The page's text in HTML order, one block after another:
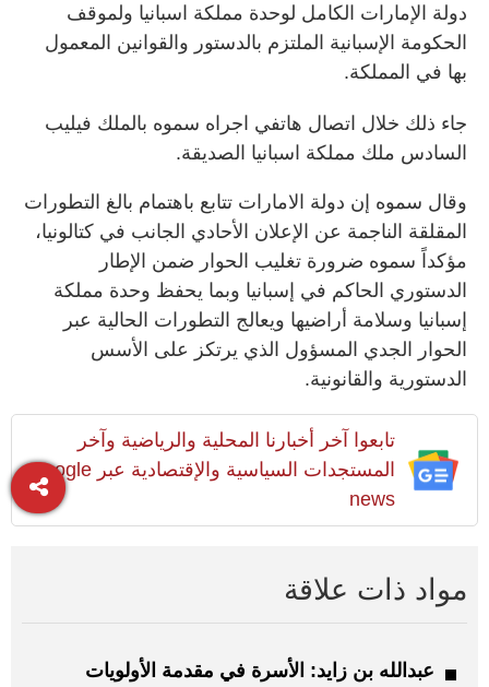
دولة الإمارات الكامل لوحدة مملكة اسبانيا ولموقف
الحكومة الإسبانية الملتزم بالدستور والقوانين المعمول
بها في المملكة.
جاء ذلك خلال اتصال هاتفي اجراه سموه بالملك فيليب
السادس ملك مملكة اسبانيا الصديقة.
وقال سموه إن دولة الامارات تتابع باهتمام بالغ التطورات
المقلقة الناجمة عن الإعلان الأحادي الجانب في كتالونيا،
مؤكداً سموه ضرورة تغليب الحوار ضمن الإطار
الدستوري الحاكم في إسبانيا وبما يحفظ وحدة مملكة
إسبانيا وسلامة أراضيها ويعالج التطورات الحالية عبر
الحوار الجدي المسؤول الذي يرتكز على الأسس
الدستورية والقانونية.
تابعوا آخر أخبارنا المحلية والرياضية وآخر
المستجدات السياسية والإقتصادية عبر Google
news
مواد ذات علاقة
عبدالله بن زايد: الأسرة في مقدمة الأولويات